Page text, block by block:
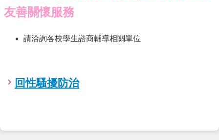
友善關懷服務
請洽詢各校學生諮商輔導相關單位
回性騷擾防治